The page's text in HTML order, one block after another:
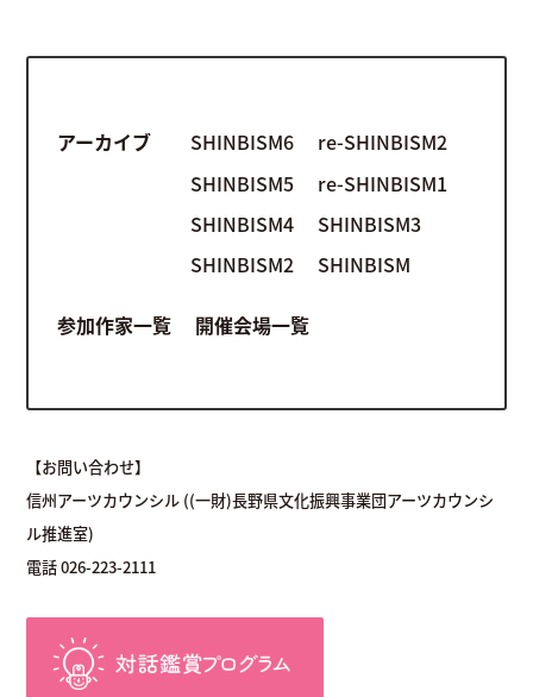
アーカイブ SHINBISM6
re-SHINBISM2
SHINBISM5
re-SHINBISM1
SHINBISM4
SHINBISM3
SHINBISM2
SHINBISM
参加作家一覧 開催会場一覧
【お問い合わせ】
信州アーツカウンシル ((一財)長野県文化振興事業団アーツカウンシ
ル推進室)
電話 026-223-2111